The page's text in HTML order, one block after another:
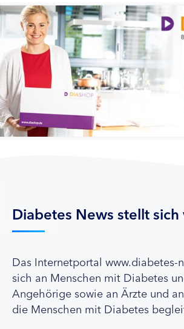
Diabetes News stellt sich
Das Internetportal www.diabetes-
sich an Menschen mit Diabetes
Angehörige sowie an Ärzte und
die Menschen mit Diabetes